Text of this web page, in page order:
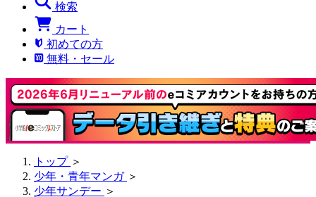
検索
カート
初めての方
無料・セール
トップ ＞
少年・青年マンガ ＞
少年サンデー ＞